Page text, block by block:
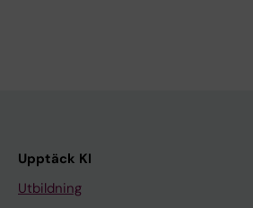
Upptäck KI
Utbildning